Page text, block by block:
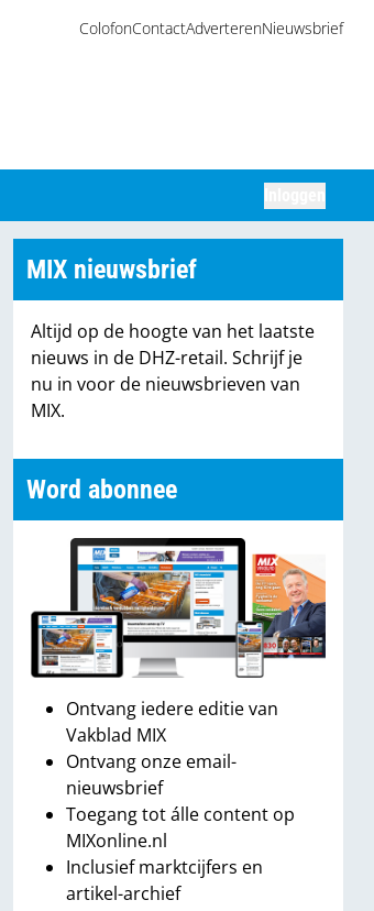
ColofonContactAdverterenNieuwsbrief
MIX nieuwsbrief
Altijd op de hoogte van het laatste
nieuws in de DHZ-retail. Schrijf je
nu in voor de nieuwsbrieven van
MIX.
Word abonnee
Ontvang iedere editie van
Vakblad MIX
Ontvang onze email-
nieuwsbrief
Toegang tot álle content op
MIXonline.nl
Inclusief marktcijfers en
artikel-archief